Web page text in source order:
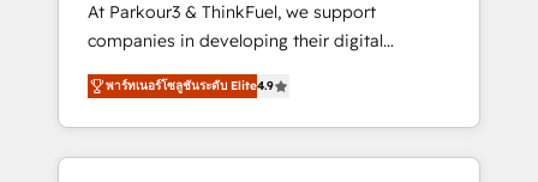
data migration Custom AI agents Revenue
Operations API integrations AI-ready Website
design Let’s turn your CRM into your growth
engine!
At Parkour3 & ThinkFuel, we support
companies in developing their digital
strategies by leveraging technologies and
automating their marketing and sales
processes to generate growth. Our offer
spans from Strategy to Operations. We
พาร์ทเนอร์โซลูชันระดับ Elite4.9